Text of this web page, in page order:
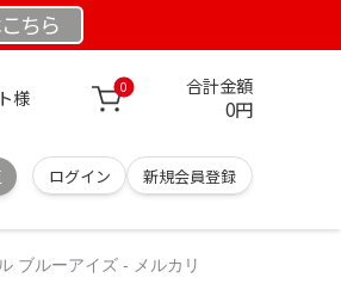
こちら
様 0 合計金額
0円
ログイン 新規会員登録
ブルーアイズ - メルカリ